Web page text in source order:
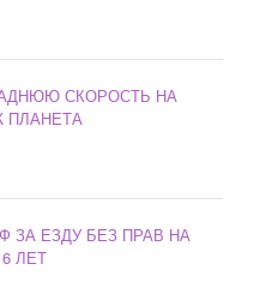
СКОРОСТЬ НА
ПЛАНЕТА
ЗА ЕЗДУ БЕЗ ПРАВ НА
ЛЕТ